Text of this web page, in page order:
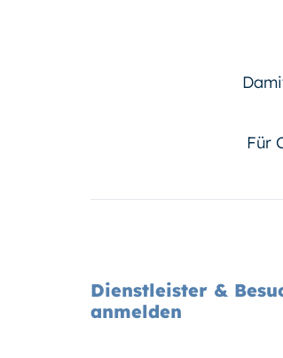
Für
Dienstleister &
anmelden